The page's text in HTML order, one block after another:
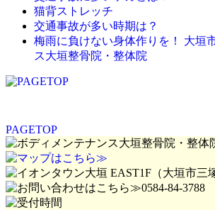
猫背ストレッチ
交通事故が多い時期は？
梅雨に負けない身体作りを！ 大垣
ス大垣整骨院・整体院
PAGETOP